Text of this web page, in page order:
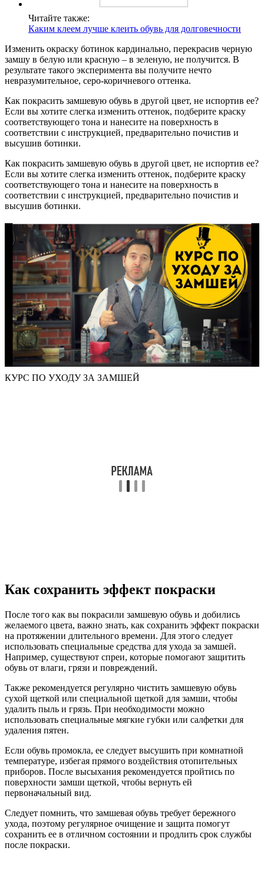
Читайте также:
Каким клеем лучше клеить обувь для долговечности
Изменить окраску ботинок кардинально, перекрасив черную
замшу в белую или красную – в зеленую, не получится. В
результате такого эксперимента вы получите нечто
невразумительное, серо-коричневого оттенка.
Как покрасить замшевую обувь в другой цвет, не испортив ее?
Если вы хотите слегка изменить оттенок, подберите краску
соответствующего тона и нанесите на поверхность в
соответствии с инструкцией, предварительно почистив и
высушив ботинки.
Как покрасить замшевую обувь в другой цвет, не испортив ее?
Если вы хотите слегка изменить оттенок, подберите краску
соответствующего тона и нанесите на поверхность в
соответствии с инструкцией, предварительно почистив и
высушив ботинки.
КУРС ПО УХОДУ ЗА ЗАМШЕЙ
Как сохранить эффект покраски
После того как вы покрасили замшевую обувь и добились
желаемого цвета, важно знать, как сохранить эффект покраски
на протяжении длительного времени. Для этого следует
использовать специальные средства для ухода за замшей.
Например, существуют спреи, которые помогают защитить
обувь от влаги, грязи и повреждений.
Также рекомендуется регулярно чистить замшевую обувь
сухой щеткой или специальной щеткой для замши, чтобы
удалить пыль и грязь. При необходимости можно
использовать специальные мягкие губки или салфетки для
удаления пятен.
Если обувь промокла, ее следует высушить при комнатной
температуре, избегая прямого воздействия отопительных
приборов. После высыхания рекомендуется пройтись по
поверхности замши щеткой, чтобы вернуть ей
первоначальный вид.
Следует помнить, что замшевая обувь требует бережного
ухода, поэтому регулярное очищение и защита помогут
сохранить ее в отличном состоянии и продлить срок службы
после покраски.